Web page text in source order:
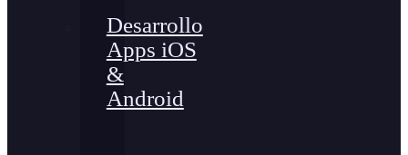
Desarrollo
Apps iOS
&
Android